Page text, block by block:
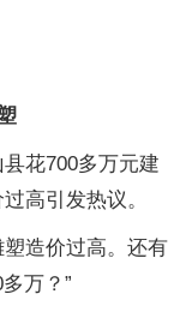
花700多万元建
高引发热议。
造价过高。还有
万？”